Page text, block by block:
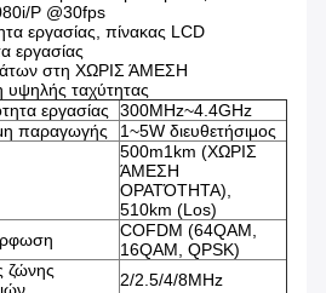
P @30fps
εργασίας, πίνακας LCD
εργασίας
στη ΧΩΡΙΣ ΆΜΕΣΗ
ταχύτητας
εργασίας
300MHz~4.4GHz
παραγωγής
1~5W διευθετήσιμος
500m1km (ΧΩΡΙΣ
ΆΜΕΣΗ
ΟΡΑΤΌΤΗΤΑ),
510km (Los)
COFDM (64QAM,
16QAM, QPSK)
ζώνης
2/2.5/4/8MHz